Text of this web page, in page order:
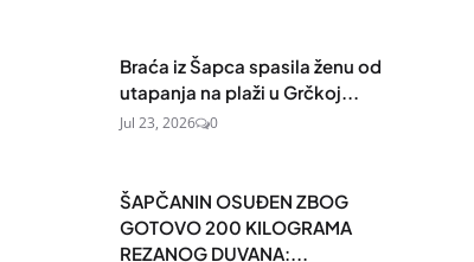
Braća iz Šapca spasila ženu od
utapanja na plaži u Grčkoj...
Jul 23, 2026 0
ŠAPČANIN OSUĐEN ZBOG
GOTOVO 200 KILOGRAMA
REZANOG DUVANA:...